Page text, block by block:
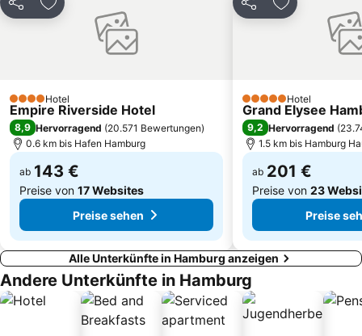
Hamburg-Nord
Altona-Altstadt
Harburg Arcaden
Sporthalle Hamburg
Teilen Zu Favoriten hinzufügen
4 SterneHotel
Empire Riverside Hotel
8,9 Hervorragend (20.571 Bewertungen)
0.6 km bis Hafen Hamburg
ab 143 €
Preise von 17 Websites
Preise sehen
Teilen Zu Favoriten
5 SterneHotel
Grand Elysee
9,2 Hervorragend (
1.5 km bis Hamburg
ab 201 €
Preise von 23
Preise
Alle Unterkünfte in Hamburg anzeigen
Andere Unterkünfte in Hamburg